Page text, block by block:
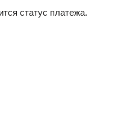
статус платежа.